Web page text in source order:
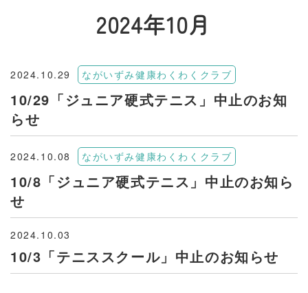
2024年10月
2024.10.29 ながいずみ健康わくわくクラブ
10/29「ジュニア硬式テニス」中止のお知
らせ
2024.10.08 ながいずみ健康わくわくクラブ
10/8「ジュニア硬式テニス」中止のお知ら
せ
2024.10.03
10/3「テニススクール」中止のお知らせ